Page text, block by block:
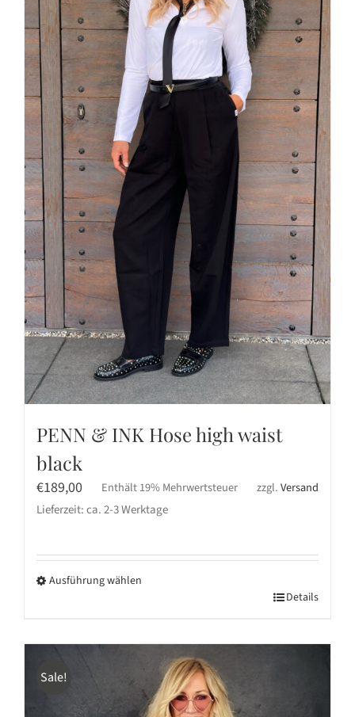
PENN & INK Hose high waist
black
€189,00 Enthält 19% Mehrwertsteuer zzgl.Versand
Lieferzeit: ca. 2-3 Werktage
Ausführung wählen
weist
Varianten
Details
Sale!